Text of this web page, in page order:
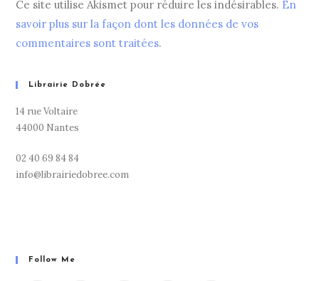
Ce site utilise Akismet pour réduire les indésirables. En
savoir plus sur la façon dont les données de vos
commentaires sont traitées.
Librairie Dobrée
14 rue Voltaire
44000 Nantes
02 40 69 84 84
info@librairiedobree.com
Follow Me